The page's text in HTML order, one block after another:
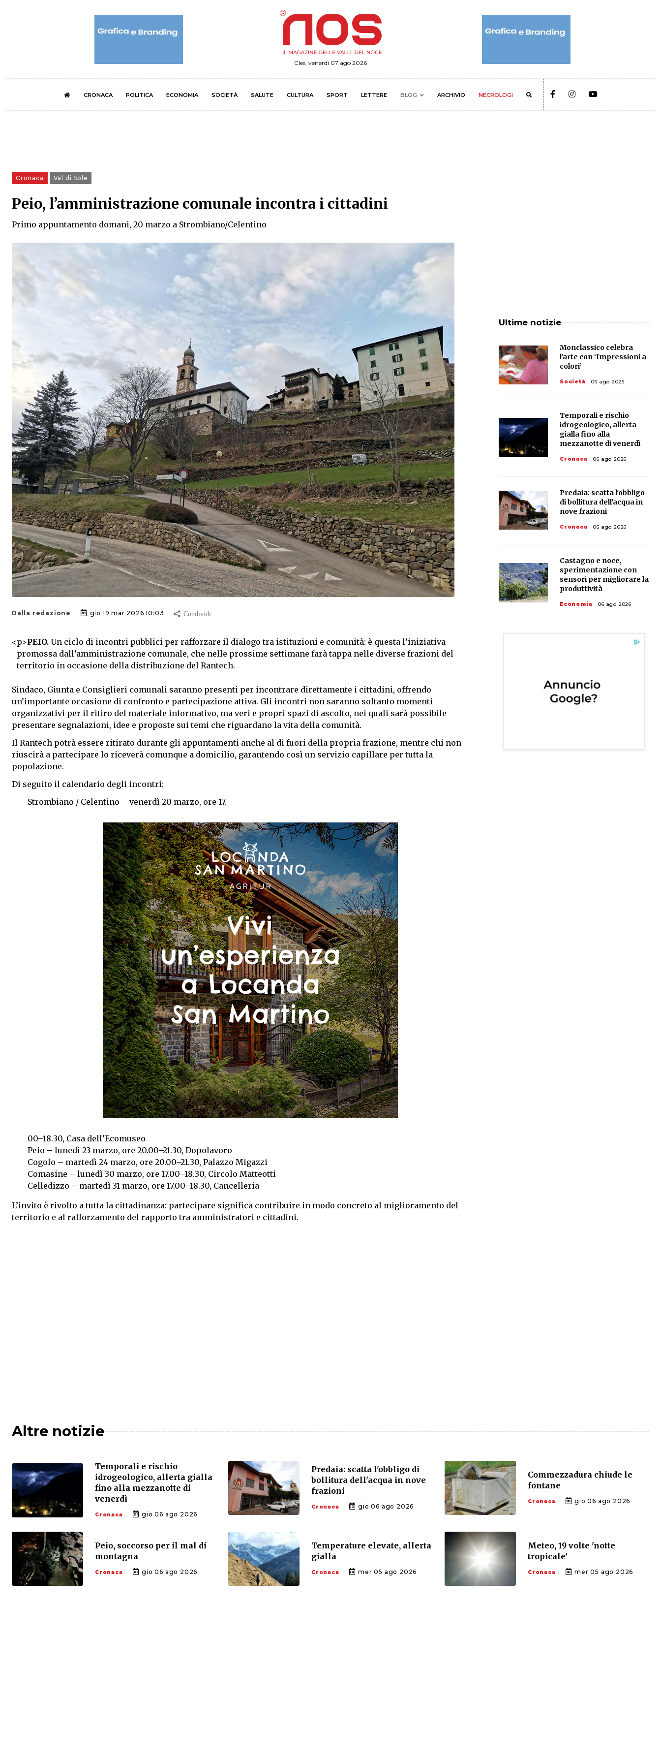
Cles, venerdì 07 ago 2026
CRONACA POLITICA ECONOMIA SOCIETÀ SALUTE CULTURA SPORT LETTERE BLOG ARCHIVIO NECROLOGI
Cronaca Val di Sole
Peio, l’amministrazione comunale incontra i cittadini
Primo appuntamento domani, 20 marzo a Strombiano/Celentino
Dalla redazione gio 19 mar 2026 10:03
<p>PEIO. Un ciclo di incontri pubblici per rafforzare il dialogo tra istituzioni e comunità: è questa l’iniziativa
promossa dall’amministrazione comunale, che nelle prossime settimane farà tappa nelle diverse frazioni del
territorio in occasione della distribuzione del Rantech.
Sindaco, Giunta e Consiglieri comunali saranno presenti per incontrare direttamente i cittadini, offrendo
un’importante occasione di confronto e partecipazione attiva. Gli incontri non saranno soltanto momenti
organizzativi per il ritiro del materiale informativo, ma veri e propri spazi di ascolto, nei quali sarà possibile
presentare segnalazioni, idee e proposte sui temi che riguardano la vita della comunità.
Il Rantech potrà essere ritirato durante gli appuntamenti anche al di fuori della propria frazione, mentre chi non
riuscirà a partecipare lo riceverà comunque a domicilio, garantendo così un servizio capillare per tutta la
popolazione.
Di seguito il calendario degli incontri:
Strombiano / Celentino – venerdì 20 marzo, ore 17.
00–18.30, Casa dell’Ecomuseo
Peio – lunedì 23 marzo, ore 20.00–21.30, Dopolavoro
Cogolo – martedì 24 marzo, ore 20.00–21.30, Palazzo Migazzi
Comasine – lunedì 30 marzo, ore 17.00–18.30, Circolo Matteotti
Celledizzo – martedì 31 marzo, ore 17.00–18.30, Cancelleria
L’invito è rivolto a tutta la cittadinanza: partecipare significa contribuire in modo concreto al miglioramento del
territorio e al rafforzamento del rapporto tra amministratori e cittadini.
Ultime notizie
Monclassico celebra
l'arte con ‘Impressioni a
colori’
Società 06 ago 2026
Temporali e rischio
idrogeologico, allerta
gialla fino alla
mezzanotte di venerdì
Cronaca 06 ago 2026
Predaia: scatta l'obbligo
di bollitura dell'acqua in
nove frazioni
Cronaca 06 ago 2026
Castagno e noce,
sperimentazione con
sensori per migliorare la
produttività
Economia 06 ago 2026
Altre notizie
Temporali e rischio
idrogeologico, allerta gialla
fino alla mezzanotte di
venerdì
Cronaca gio 06 ago 2026
Predaia: scatta l'obbligo di
bollitura dell'acqua in nove
frazioni
Cronaca gio 06 ago 2026
Commezzadura chiude le
fontane
Cronaca gio 06 ago 2026
Peio, soccorso per il mal di
montagna
Cronaca gio 06 ago 2026
Temperature elevate, allerta
gialla
Cronaca mer 05 ago 2026
Meteo, 19 volte 'notte
tropicale'
Cronaca mer 05 ago 2026